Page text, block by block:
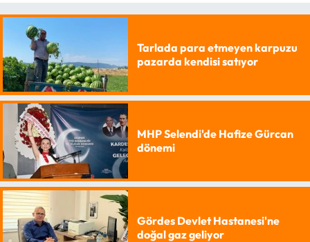
Tarlada para etmeyen karpuzu
pazarda kendisi satıyor
MHP Selendi'de Hafize Gürcan
dönemi
Gördes Devlet Hastanesi'ne
doğal gaz geliyor